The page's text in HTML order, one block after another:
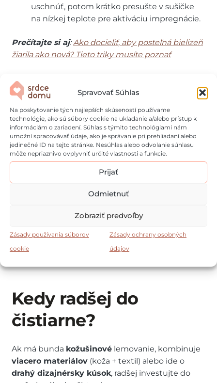
Spravovať Súhlas
Na poskytovanie tých najlepších skúseností používame
technológie, ako sú súbory cookie na ukladanie a/alebo prístup k
informáciám o zariadení. Súhlas s týmito technológiami nám
umožní spracovávať údaje, ako je správanie pri prehliadaní alebo
jedinečné ID na tejto stránke. Nesúhlas alebo odvolanie súhlasu
môže nepriaznivo ovplyvniť určité vlastnosti a funkcie.
Prijať
Odmietnuť
Zobraziť predvoľby
Zásady používania súborov
cookie
Zásady ochrany osobných
údajov
uschnúť, potom krátko presušte v sušičke
na nízkej teplote pre aktiváciu impregnácie.
Prečítajte si aj:Ako docieliť, aby posteľná bielizeň
žiarila ako nová? Tieto triky musíte poznať
Časté chyby, ktorým
určite vyhnite
❌Pranie v horúcej vode– zničí výplň aj
membránu
funkčnosť membrán
Sušenie na radiátore– vytvorí tvrdé
Skladovanie mokrej bundy
zaručená
Žehlenie páperových búnd
Kedy radšej do
čistiarne?
Ak má bunda kožušinové lemovanie, kombinuje
viacero materiálov (koža + textil) alebo ide o
drahý dizajnérsky kúsok, radšej investujte do